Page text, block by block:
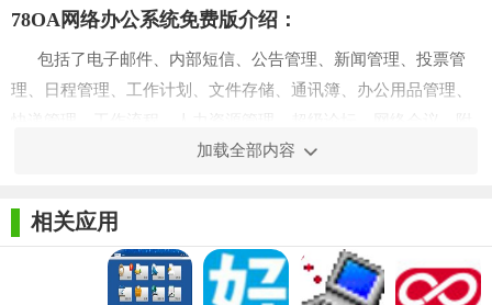
78OA网络办公系统免费版介绍：
包括了电子邮件、内部短信、公告管理、新闻管理、投票管
理、日程管理、工作计划、文件存储、通讯簿、办公用品管理、
件程序、系统设置管理等二十几类办公管理功能。
个功能模块，覆盖企业管理71%以上的网络办公事务，是适合所
有行业企事业单位的网络办公系统。
采用领先的B/S（浏览器/服务器）操作方式，使企业网络办公
加载全部内容
相关应用